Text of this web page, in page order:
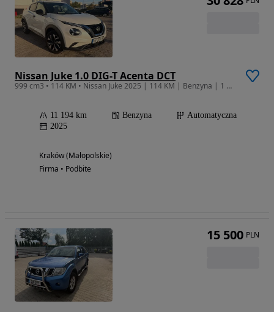
Nissan Juke 1.0 DIG-T Acenta DCT
999 cm3 • 114 KM • Nissan Juke 2025 | 114 KM | Benzyna | 1 Właściciel CESJA NAJMU
11 194 km Benzyna
Automatyczna
2025
Kraków (Małopolskie)
Firma • Podbite
15 500 PLN